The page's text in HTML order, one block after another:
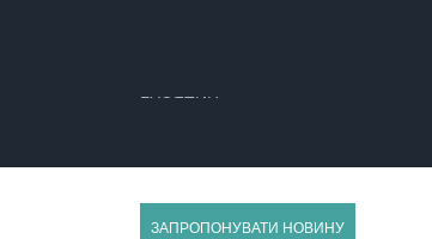
ЗАПРОПОНУВАТИ НОВИНУ